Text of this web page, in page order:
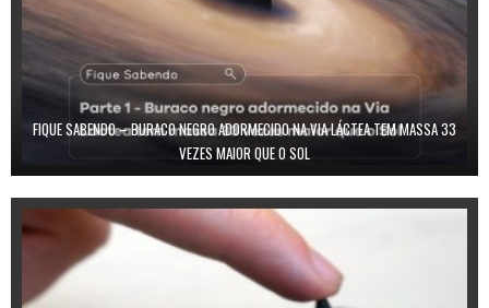
FIQUE SABENDO – BURACO NEGRO ADORMECIDO NA VIA LÁCTEA TEM MASSA 33
VEZES MAIOR QUE O SOL